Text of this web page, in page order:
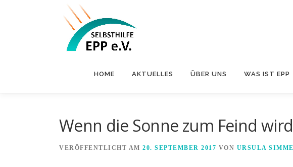
HOME AKTUELLES ÜBER UNS WAS IST EPP
Wenn die Sonne zum Feind wird
VERÖFFENTLICHT AM 20. SEPTEMBER 2017 VON URSULA